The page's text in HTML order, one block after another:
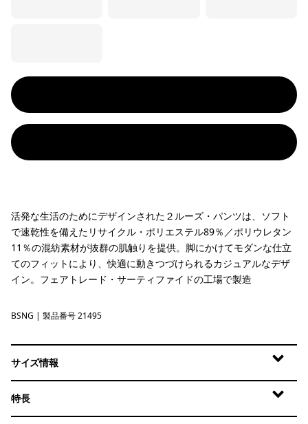
活発な生活のためにデザインされた２ルーズ・パンツは、ソフト
で速乾性を備えたリサイクル・ポリエステル89％／ポリウレタン
11％の混紡素材が抜群の肌触りを提供。脚にかけてモダンな仕立
てのフィットにより、快適に動きつづけられるカジュアルなデザ
イン。フェアトレード・サーティファイドの工場で製造
Basin Green
BSNG | 製品番号 21495
サイズ情報
特長